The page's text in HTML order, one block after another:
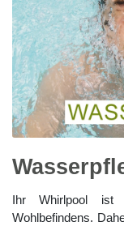
Ihr Whirlpool ist
Wohlbefindens.